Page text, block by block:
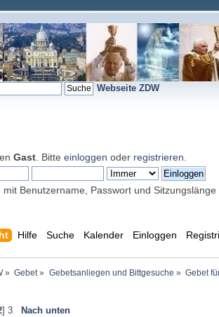
Webseite ZDW
Gast . Bitte einloggen oder registrieren
mit Benutzername, Passwort und Sitzungslänge
Hilfe Suche Kalender Einloggen
» Gebet» Gebetsanliegen und Bittgesuche » Gebet
] 3 Nach unten